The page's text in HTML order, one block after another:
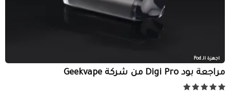
اجهزة الـ Pod
مراجعة بود Digi Pro من شركة Geekvape